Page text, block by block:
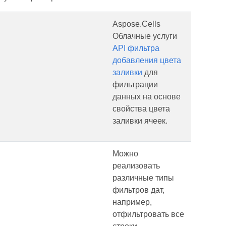
Aspose.Cells
Облачные услуги
API фильтра
добавления цвета
заливки для
фильтрации
данных на основе
свойства цвета
заливки ячеек.
Можно
реализовать
различные типы
фильтров дат,
например,
отфильтровать все